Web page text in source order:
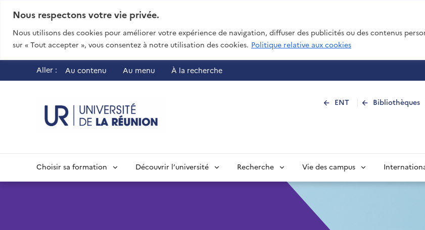
Nous respectons votre vie privée.
Nous utilisons des cookies pour améliorer votre expérience de navigation, diffuser des publicités ou des contenus
sur « Tout accepter », vous consentez à notre utilisation des cookies. Politique relative aux cookies
Aller : Au contenu Au menu À la recherche
ENT Bibliothèques
Choisir sa formation Découvrir l’université Recherche Vie des campus